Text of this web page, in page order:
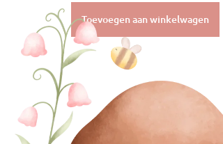
Toevoegen aan winkelwagen